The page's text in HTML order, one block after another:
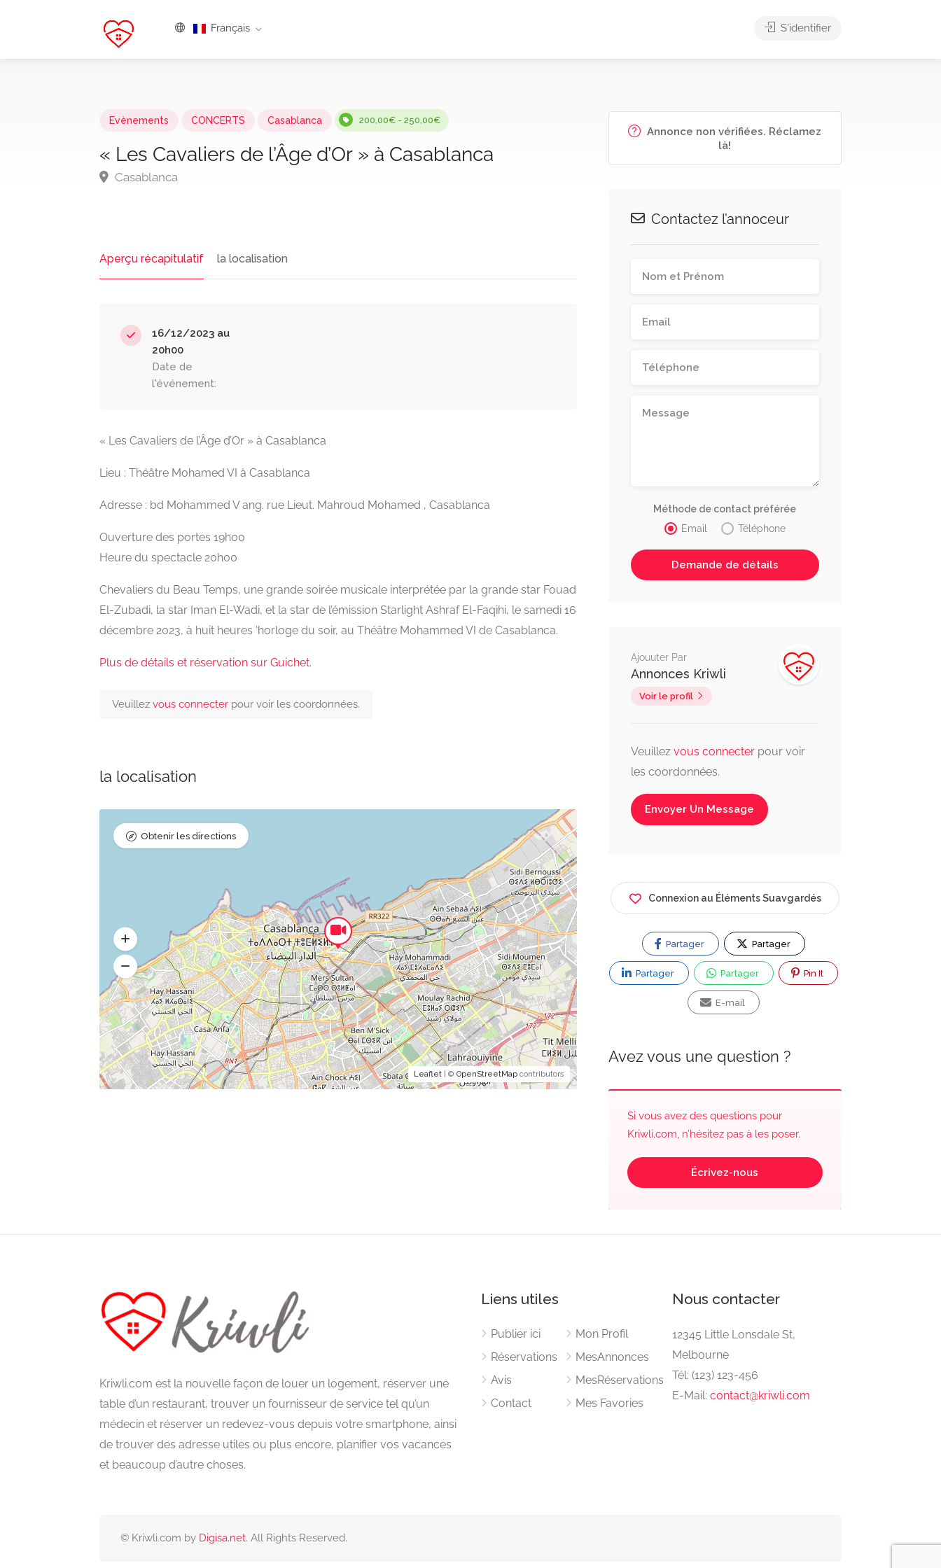
Français S'identifier
Evènements CONCERTS Casablanca 200,00€ - 250,00€
« Les Cavaliers de l’Âge d’Or » à Casablanca
Casablanca
Aperçu récapitulatif la localisation
16/12/2023 au
20h00
Date de
l'événement:
« Les Cavaliers de l’Âge d’Or » à Casablanca
Lieu : Théâtre Mohamed VI à Casablanca
Adresse : bd Mohammed V ang. rue Lieut. Mahroud Mohamed , Casablanca
Ouverture des portes 19h00
Heure du spectacle 20h00
Chevaliers du Beau Temps, une grande soirée musicale interprétée par la grande star Fouad
El-Zubadi, la star Iman El-Wadi, et la star de l’émission Starlight Ashraf El-Faqihi, le samedi 16
décembre 2023, à huit heures ‘horloge du soir, au Théâtre Mohammed VI de Casablanca.
Plus de détails et réservation sur Guichet.
Veuillez vous connecter pour voir les coordonnées.
la localisation
Leaflet| © OpenStreetMapcontributors
Obtenir les directions
Annonce non vérifiées. Réclamez
là!
Contactez l’annoceur
Méthode de contact préférée
Email
Téléphone
Ajouuter Par
Annonces Kriwli
Voir le profil
Veuillez vous connecter pour voir
les coordonnées.
Envoyer Un Message
Connexion au Éléments Suavgardés
Partager Partager
Partager Partager Pin It
E-mail
Avez vous une question ?
Si vous avez des questions pour
Kriwli.com, n’hésitez pas à les poser.
Écrivez-nous
Kriwli.com est la nouvelle façon de louer un logement, réserver une
table d’un restaurant, trouver un fournisseur de service tel qu’un
médecin et réserver un redevez-vous depuis votre smartphone, ainsi
de trouver des adresse utiles ou plus encore, planifier vos vacances
et beaucoup d’autre choses.
Liens utiles
Publier ici
Réservations
Avis
Contact
Mon Profil
MesAnnonces
MesRéservations
Mes Favories
Nous contacter
12345 Little Lonsdale St,
Melbourne
Tél: (123) 123-456
E-Mail: contact@kriwli.com
© Kriwli.com by Digisa.net. All Rights Reserved.